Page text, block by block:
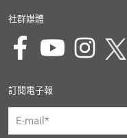
社群媒體
訂閱電子報